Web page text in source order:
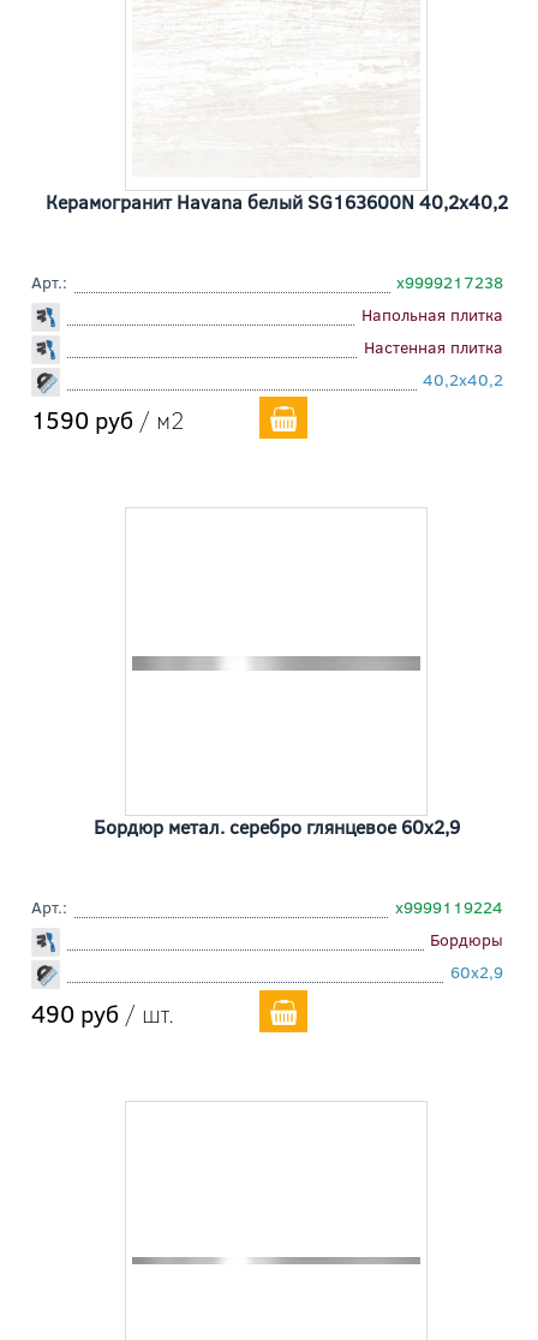
Керамогранит Havana белый SG163600N 40,2x40,2
Арт.:
х9999217238
Напольная плитка
Настенная плитка
40,2x40,2
1590 руб / м2
Бордюр метал. серебро глянцевое 60x2,9
Арт.:
х9999119224
Бордюры
60x2,9
490 руб / шт.